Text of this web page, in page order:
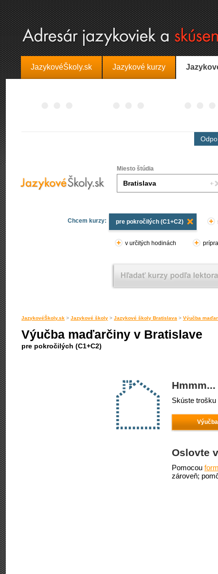
JazykovéŠkoly.sk Jazykové kurzy
Miesto štúdia
Chcem kurzy: pre pokročilých (C1+C2)
v určitých hodinách
JazykovéŠkoly.sk > Jazykové školy > Jazykové školy Bratislava > Výučba
Výučba maďarčiny v Bratislave
pre pokročilých (C1+C2)
Skúste
Oslovte
Pomocou
zároveň;